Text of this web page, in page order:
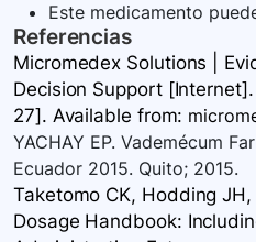
Este medicamento
Referencias
Micromedex Solutions |
Decision Support
27]. Available from:
YACHAY EP. Vademécum
Ecuador 2015. Quito; 2015.
Taketomo CK, Hodding
Dosage Handbook: